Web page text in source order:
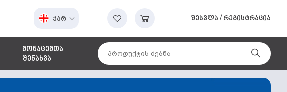
ქარ შესვლა / რეგისტრაცია
მონაცემთა
შენახვა